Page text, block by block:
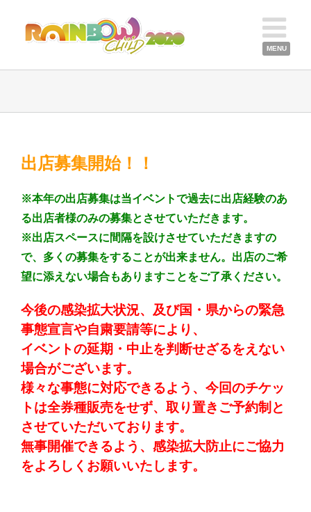
出店募集開始！！
※本年の出店募集は当イベントで過去に出店経験のあ
る出店者様のみの募集とさせていただきます。
※出店スペースに間隔を設けさせていただきますの
で、多くの募集をすることが出来ません。出店のご希
望に添えない場合もありますことをご了承ください。
今後の感染拡大状況、及び国・県からの緊急
事態宣言や自粛要請等により、
イベントの延期・中止を判断せざるをえない
場合がございます。
様々な事態に対応できるよう、今回のチケッ
トは全券種販売をせず、取り置きご予約制と
させていただいております。
無事開催できるよう、感染拡大防止にご協力
をよろしくお願いいたします。